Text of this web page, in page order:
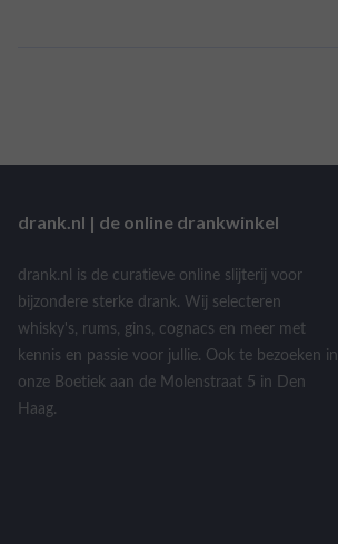
drank.nl | de online drankwinkel
drank.nl is de curatieve online slijterij voor
bijzondere sterke drank. Wij selecteren
whisky's, rums, gins, cognacs en meer met
kennis en passie voor jullie. Ook te bezoeken in
onze Boetiek aan de Molenstraat 5 in Den
Haag.